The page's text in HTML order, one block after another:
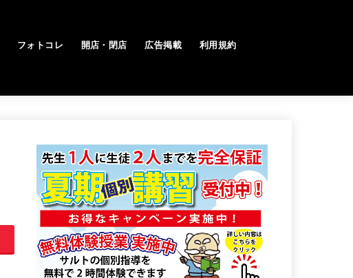
フォトコレ 開店・閉店 広告掲載 利用規約